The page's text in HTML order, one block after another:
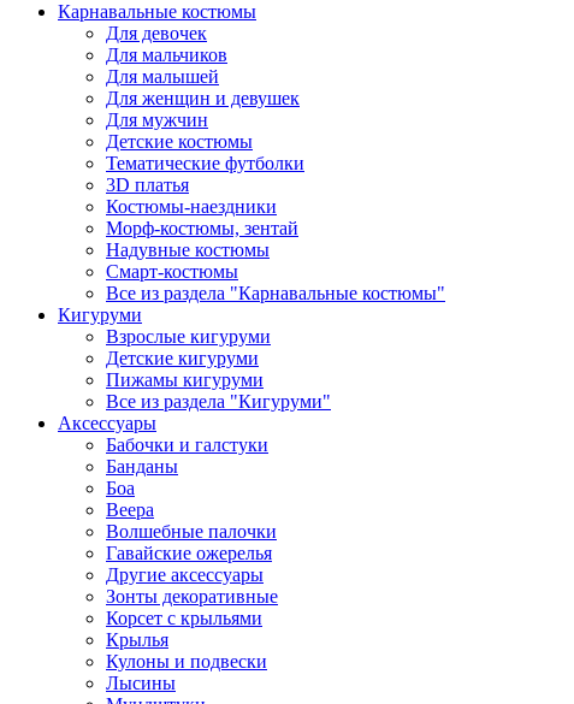
Карнавальные костюмы
Для девочек
Для мальчиков
Для малышей
Для женщин и девушек
Для мужчин
Детские костюмы
Тематические футболки
3D платья
Костюмы-наездники
Морф-костюмы, зентай
Надувные костюмы
Смарт-костюмы
Все из раздела "Карнавальные костюмы"
Кигуруми
Взрослые кигуруми
Детские кигуруми
Пижамы кигуруми
Все из раздела "Кигуруми"
Аксессуары
Бабочки и галстуки
Банданы
Боа
Веера
Волшебные палочки
Гавайские ожерелья
Другие аксессуары
Зонты декоративные
Корсет с крыльями
Крылья
Кулоны и подвески
Лысины